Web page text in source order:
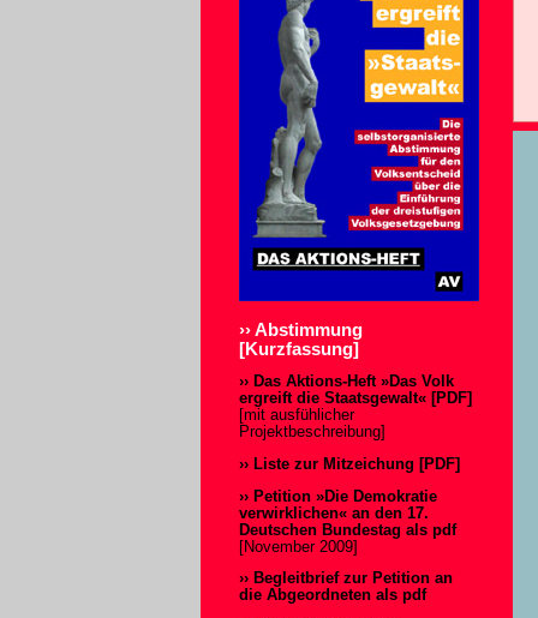
›› Abstimmung
[Kurzfassung]
›› Das Aktions-Heft »Das Volk
ergreift die Staatsgewalt« [PDF]
[mit ausfühlicher
Projektbeschreibung]
›› Liste zur Mitzeichung [PDF]
›› Petition»Die Demokratie
verwirklichen«an den 17.
Deutschen Bundestag als pdf
[November 2009]
›› Begleitbrief zur Petition an
die Abgeordneten als pdf